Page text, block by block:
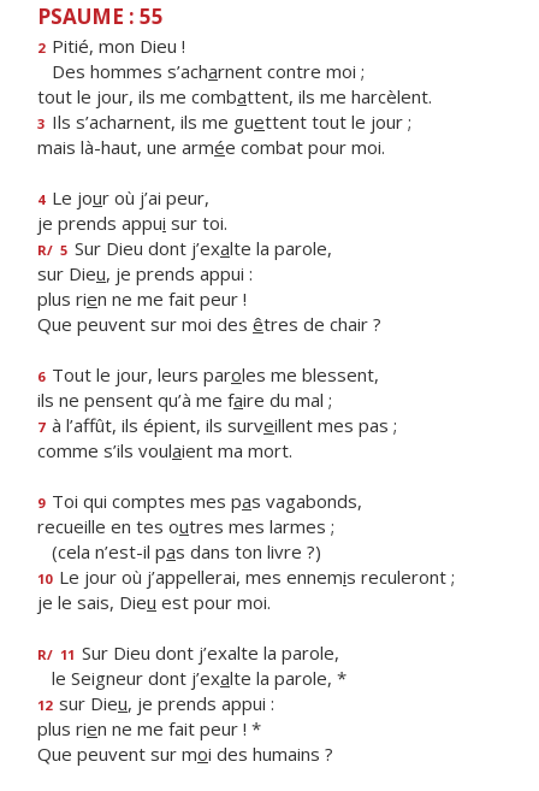
PSAUME : 55
2 Pitié, mon Dieu !
Des hommes s’acharnent contre moi ;
tout le jour, ils me combattent, ils me harcèlent.
3 Ils s’acharnent, ils me guettent tout le jour ;
mais là-haut, une armée combat pour moi.
4 Le jour où j’ai peur,
je prends appui sur toi.
R/ 5 Sur Dieu dont j’exalte la parole,
sur Dieu, je prends appui :
plus rien ne me fait peur !
Que peuvent sur moi des êtres de chair ?
6 Tout le jour, leurs paroles me blessent,
ils ne pensent qu’à me faire du mal ;
7 à l’affût, ils épient, ils surveillent mes pas ;
comme s’ils voulaient ma mort.
9 Toi qui comptes mes pas vagabonds,
recueille en tes outres mes larmes ;
(cela n’est-il pas dans ton livre ?)
10 Le jour où j’appellerai, mes ennemis reculeront ;
je le sais, Dieu est pour moi.
R/ 11 Sur Dieu dont j’exalte la parole,
le Seigneur dont j’exalte la parole, *
12 sur Dieu, je prends appui :
plus rien ne me fait peur ! *
Que peuvent sur moi des humains ?